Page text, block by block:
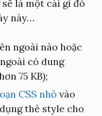
là một cái gì đó
này…
ngoài nào hoặc
có dung
75 KB);
CSS nhỏ vào
thẻ style cho